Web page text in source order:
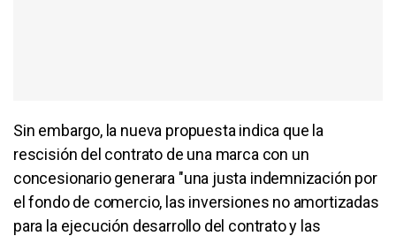
Sin embargo, la nueva propuesta indica que la
rescisión del contrato de una marca con un
concesionario generara "una justa indemnización por
el fondo de comercio, las inversiones no amortizadas
para la ejecución desarrollo del contrato y las